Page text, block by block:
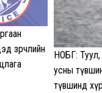
зөрчлийн
НОБГ:
усны
түвшинд